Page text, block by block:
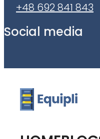
+48 692 841 843
Social media